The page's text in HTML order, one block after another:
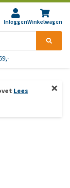
InloggenWinkelwagen
Lees